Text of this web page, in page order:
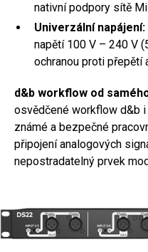
nativní podpory sítě
Univerzální napájení:
napětí 100 V – 240 V
ochranou proti přepětí
d&b workflow od
osvědčené workflow d&b
známé a bezpečné
připojení analogových
nepostradatelný prvek